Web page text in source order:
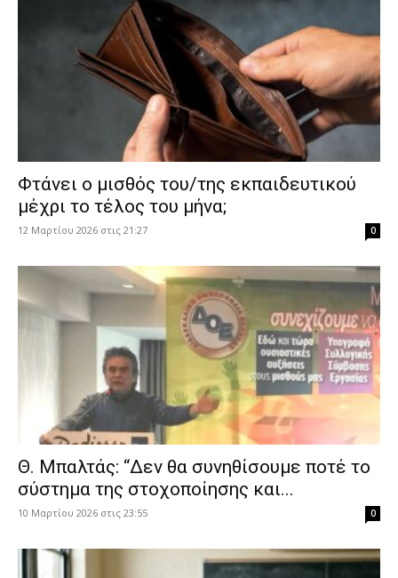
Φτάνει ο μισθός του/της εκπαιδευτικού
μέχρι το τέλος του μήνα;
12 Μαρτίου 2026 στις 21:27 0
Θ. Μπαλτάς: “Δεν θα συνηθίσουμε ποτέ το
σύστημα της στοχοποίησης και...
10 Μαρτίου 2026 στις 23:55 0